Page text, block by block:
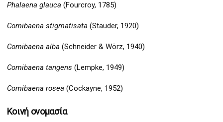
Phalaena glauca (Fourcroy, 1785)
Comibaena stigmatisata (Stauder, 1920)
Comibaena alba (Schneider & Wörz, 1940)
Comibaena tangens (Lempke, 1949)
Comibaena rosea (Cockayne, 1952)
Κοινή ονομασία